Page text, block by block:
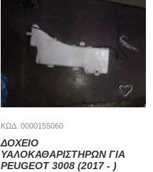
ΚΩΔ. 0000155060
ΔΟΧΕΙΟ
ΥΑΛΟΚΑΘΑΡΙΣΤΗΡΩΝ ΓΙΑ
PEUGEOT 3008 (2017 - )